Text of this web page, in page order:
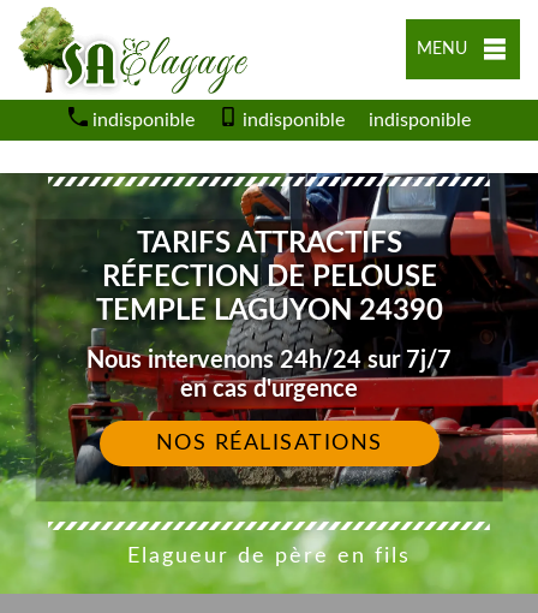
MENU
indisponible indisponible indisponible
TARIFS ATTRACTIFS
RÉFECTION DE PELOUSE
TEMPLE LAGUYON 24390
Nous intervenons 24h/24 sur 7j/7
en cas d'urgence
NOS RÉALISATIONS
Elagueur de père en fils